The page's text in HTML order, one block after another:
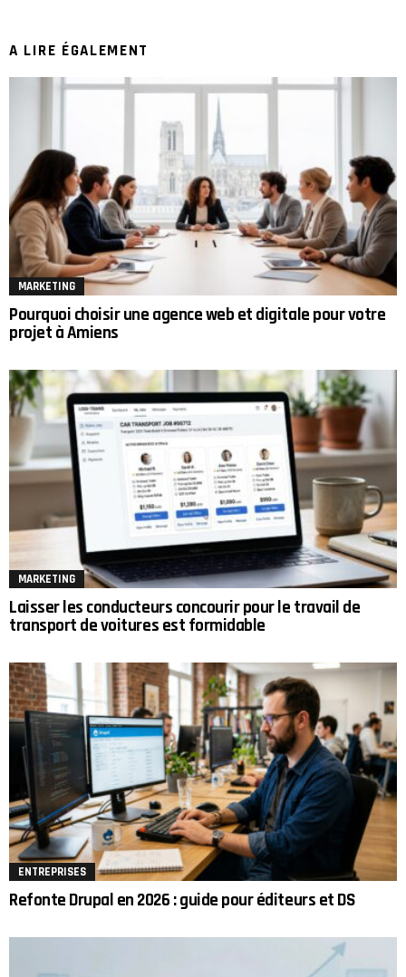
A LIRE ÉGALEMENT
MARKETING
Pourquoi choisir une agence web et digitale pour votre
projet à Amiens
MARKETING
Laisser les conducteurs concourir pour le travail de
transport de voitures est formidable
ENTREPRISES
Refonte Drupal en 2026 : guide pour éditeurs et DS